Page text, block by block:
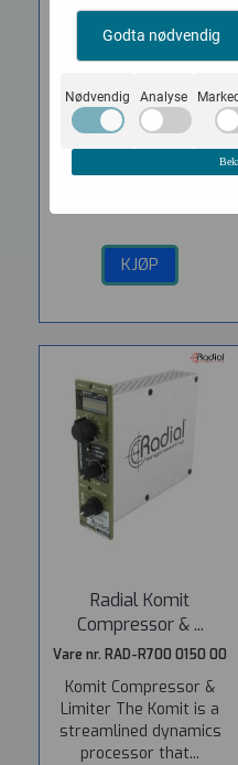
Power Rack ...
Portable Desktop 500
Series Power Rack The
Cube is a three module
desktop power rack...
KJØP
Radial Komit
Compressor & ...
Vare nr. RAD-R700 0150 00
Komit Compressor &
Limiter The Komit is a
streamlined dynamics
processor that...
Godta nødvendig
Nødvendig Analyse